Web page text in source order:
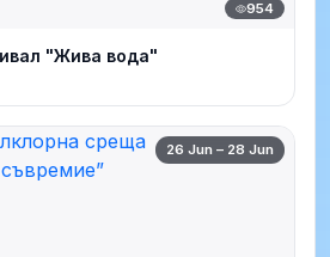
954
"Жива вода"
26 Jun – 28 Jun